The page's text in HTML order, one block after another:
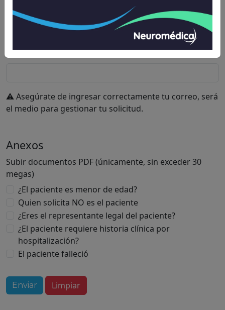
Deja tu correo: ahí te enviaremos la
⚠️ Asegúrate de ingresar correctamente tu correo, será
el medio para gestionar tu solicitud.
Anexos
Subir documentos PDF (únicamente, sin exceder 30
megas)
¿El paciente es menor de edad?
Quien solicita NO es el paciente
¿Eres el representante legal del paciente?
¿El paciente requiere historia clínica por
hospitalización?
El paciente falleció
Enviar Limpiar